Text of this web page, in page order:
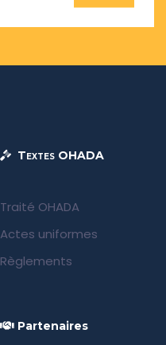
Textes OHADA
Traité OHADA
Actes uniformes
Règlements
Partenaires